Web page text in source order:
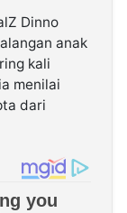
Dinno
anak
kali
menilai
dari